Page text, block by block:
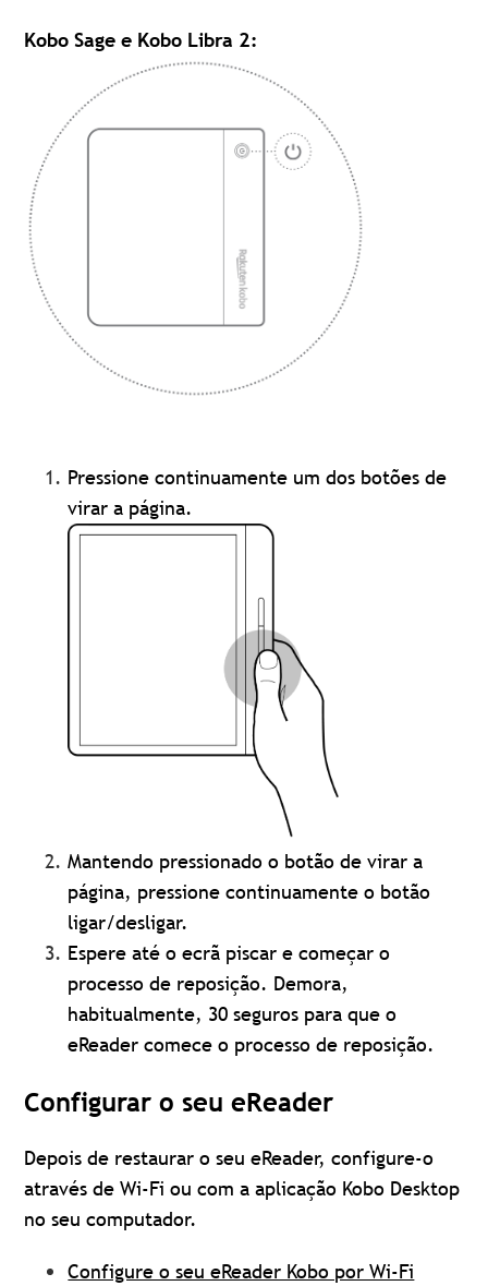
Kobo Sage e Kobo Libra 2:
Pressione continuamente um dos botões de
virar a página.
Mantendo pressionado o botão de virar a
página, pressione continuamente o botão
ligar/desligar.
Espere até o ecrã piscar e começar o
processo de reposição. Demora,
habitualmente, 30 seguros para que o
eReader comece o processo de reposição.
Configurar o seu eReader
Depois de restaurar o seu eReader, configure-o
através de Wi-Fi ou com a aplicação Kobo Desktop
no seu computador.
Configure o seu eReader Kobo por Wi-Fi